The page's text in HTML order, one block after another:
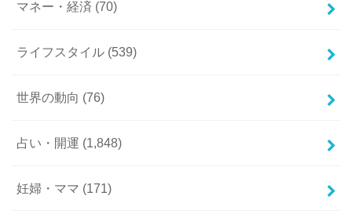
マネー・経済 (70)
ライフスタイル (539)
世界の動向 (76)
占い・開運 (1,848)
妊婦・ママ (171)